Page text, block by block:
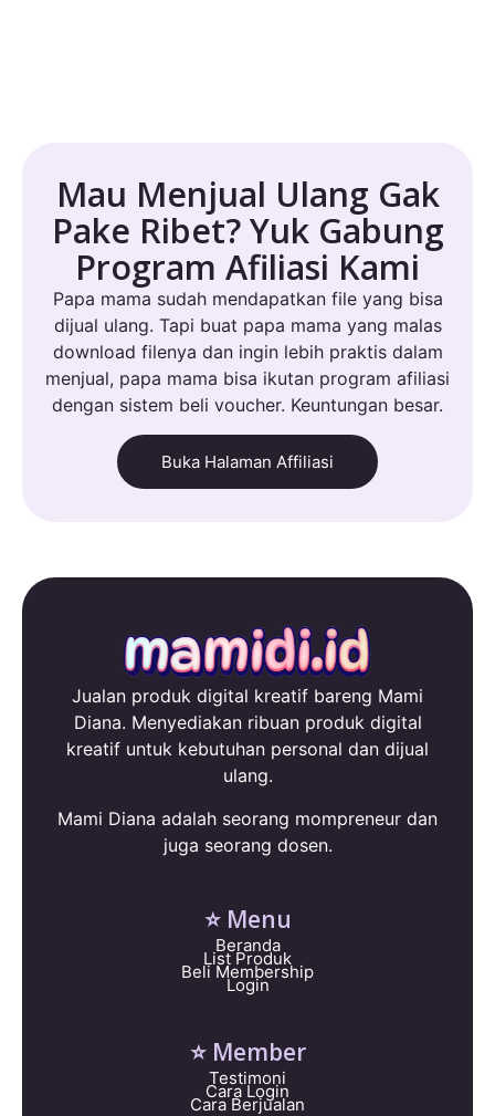
Mau Menjual Ulang Gak
Pake Ribet? Yuk Gabung
Program Afiliasi Kami
Papa mama sudah mendapatkan file yang bisa
dijual ulang. Tapi buat papa mama yang malas
download filenya dan ingin lebih praktis dalam
menjual, papa mama bisa ikutan program afiliasi
dengan sistem beli voucher. Keuntungan besar.
Buka Halaman Affiliasi
Jualan produk digital kreatif bareng Mami
Diana. Menyediakan ribuan produk digital
kreatif untuk kebutuhan personal dan dijual
ulang.
Mami Diana adalah seorang mompreneur dan
juga seorang dosen.
⭐ Menu
Beranda
List Produk
Beli Membership
Login
⭐ Member
Testimoni
Cara Login
Cara Berjualan